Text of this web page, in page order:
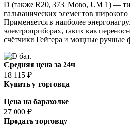
D (также R20, 373, Mono, UM 1) —
гальванических элементов
Применяется в наиболее
электроприборах, таких как
счётчики Гейгера и мощные ручные
Средняя цена за 24ч
18 115 ₽
Купить у торговца
—
Цена на барахолке
27 000 ₽
Продать торговцу